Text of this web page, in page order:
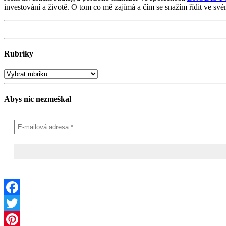
investování a životě. O tom co mě zajímá a čím se snažím řídit ve
Rubriky
Abys nic nezmeškal
Facebook
Twitter